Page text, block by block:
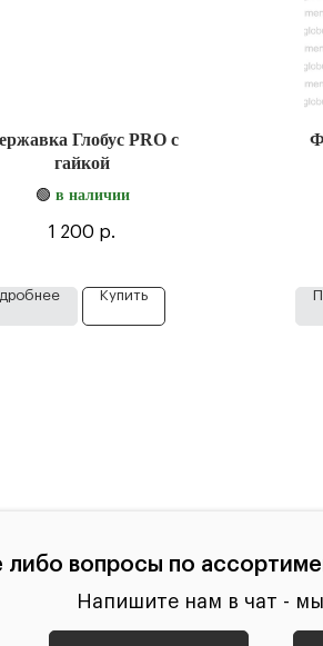
Глобус PRO с
гайкой
🟢 в наличии
1 200 р.
Купить
либо вопросы по
Напишите нам в чат -